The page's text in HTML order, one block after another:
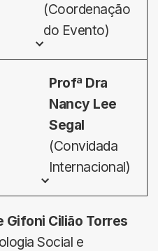
(Coordenação
do Evento)
Profª Dra
Nancy Lee
Segal
(Convidada
Internacional)
Gifoni Cilião Torres
Social e